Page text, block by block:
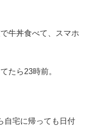
牛丼食べて、スマホ
たら23時前。
自宅に帰っても日付